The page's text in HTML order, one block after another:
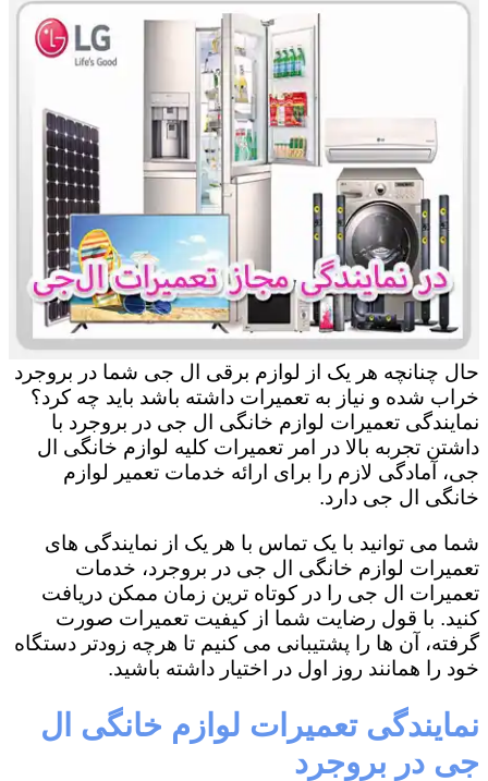
حال چنانچه هر یک از لوازم برقی ال جی شما در بروجرد
خراب شده و نیاز به تعمیرات داشته باشد باید چه کرد؟
نمایندگی تعمیرات لوازم خانگی ال جی در بروجرد با
داشتن تجربه بالا در امر تعمیرات کلیه لوازم خانگی ال
جی، آمادگی لازم را برای ارائه خدمات تعمیر لوازم
خانگی ال جی دارد.
شما می توانید با یک تماس با هر یک از نمایندگی های
تعمیرات لوازم خانگی ال جی در بروجرد، خدمات
تعمیرات ال جی را در کوتاه ترین زمان ممکن دریافت
کنید. با قول رضایت شما از کیفیت تعمیرات صورت
گرفته، آن ها را پشتیبانی می کنیم تا هرچه زودتر دستگاه
خود را همانند روز اول در اختیار داشته باشید.
نمایندگی تعمیرات لوازم خانگی ال
جی در بروجرد